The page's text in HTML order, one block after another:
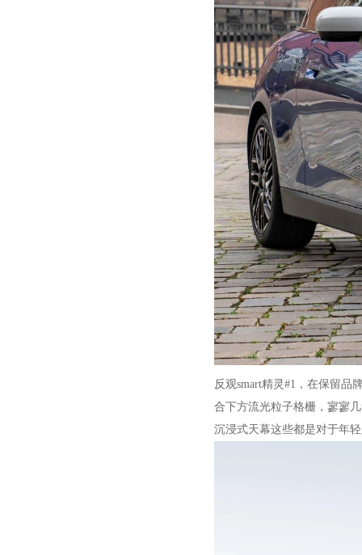
反观smart精灵#1，在保留
合下方流光粒子格栅，寥寥
沉浸式天幕这些都是对于年